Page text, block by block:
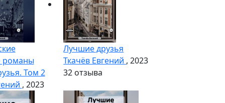
романы
Том 2
, 2023
Лучшие друзья
Ткачёв Евгений , 2023
32 отзыва